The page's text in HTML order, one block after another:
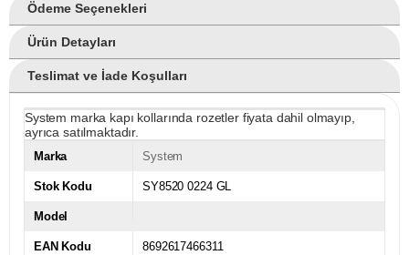
Ödeme Seçenekleri
Ürün Detayları
Teslimat ve İade Koşulları
System marka kapı kollarında rozetler fiyata dahil olmayıp,
ayrıca satılmaktadır.
Marka System
Stok Kodu SY8520 0224 GL
Model
EAN Kodu 8692617466311